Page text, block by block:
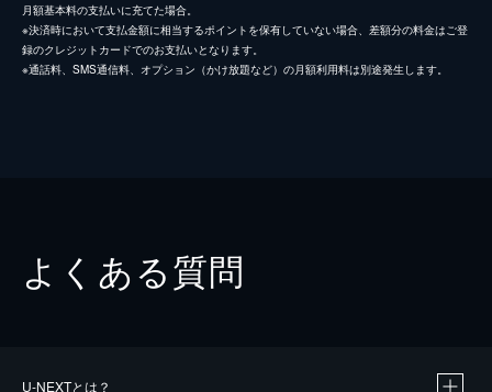
月額基本料の支払いに充てた場合。
※決済時において支払金額に相当するポイントを保有していない場合、差額分の料金はご登
録のクレジットカードでのお支払いとなります。
※通話料、SMS通信料、オプション（かけ放題など）の月額利用料は別途発生します。
よくある質問
U-NEXTとは？